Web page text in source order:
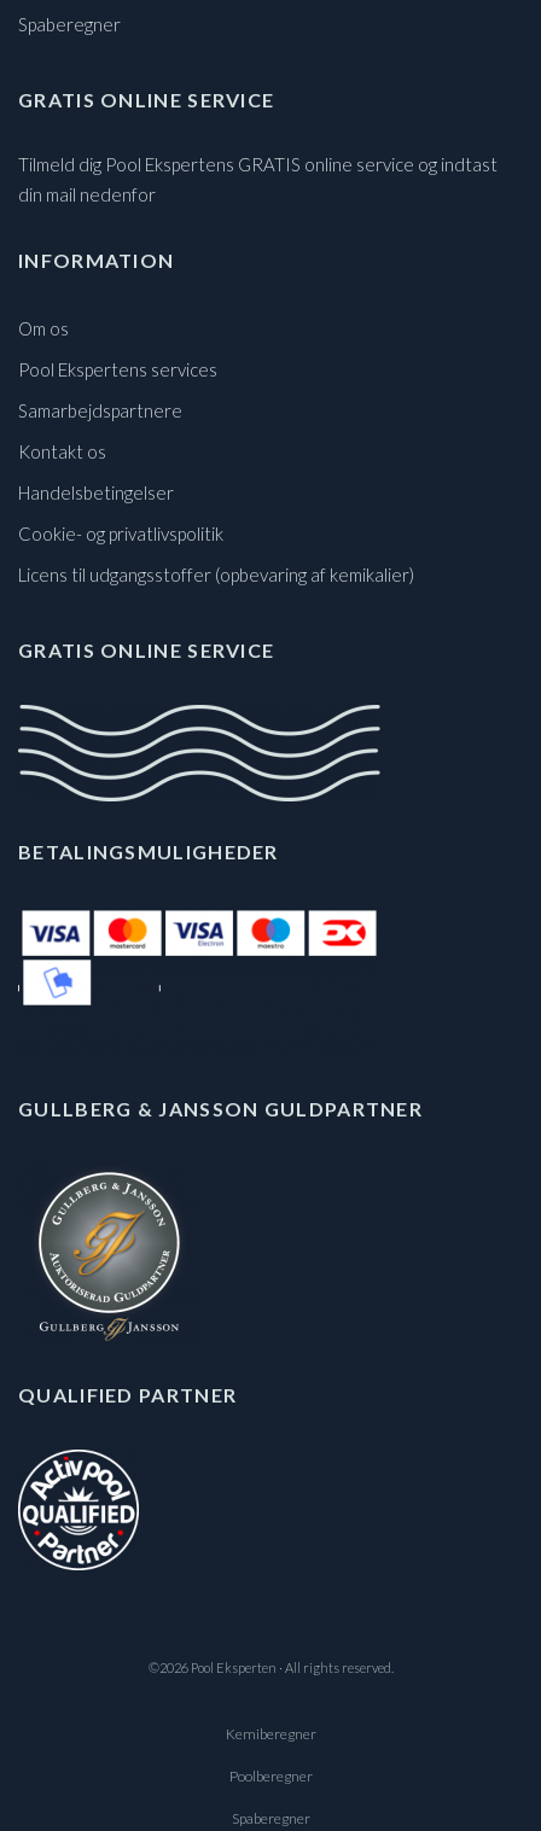
Spaberegner
GRATIS ONLINE SERVICE
Tilmeld dig Pool Ekspertens GRATIS online service og indtast
din mail nedenfor
INFORMATION
Om os
Pool Ekspertens services
Samarbejdspartnere
Kontakt os
Handelsbetingelser
Cookie- og privatlivspolitik
Licens til udgangsstoffer (opbevaring af kemikalier)
GRATIS ONLINE SERVICE
BETALINGSMULIGHEDER
GULLBERG & JANSSON GULDPARTNER
QUALIFIED PARTNER
©2026 Pool Eksperten · All rights reserved.
Kemiberegner
Poolberegner
Spaberegner